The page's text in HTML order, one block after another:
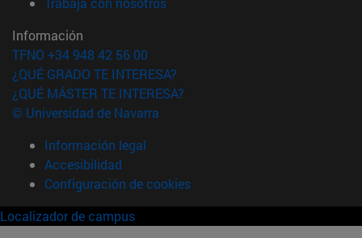
Información
TFNO +34 948 42 56 00
¿QUÉ GRADO TE INTERESA?
¿QUÉ MÁSTER TE INTERESA?
© Universidad de Navarra
Información legal
Accesibilidad
Configuración de cookies
Localizador de campus